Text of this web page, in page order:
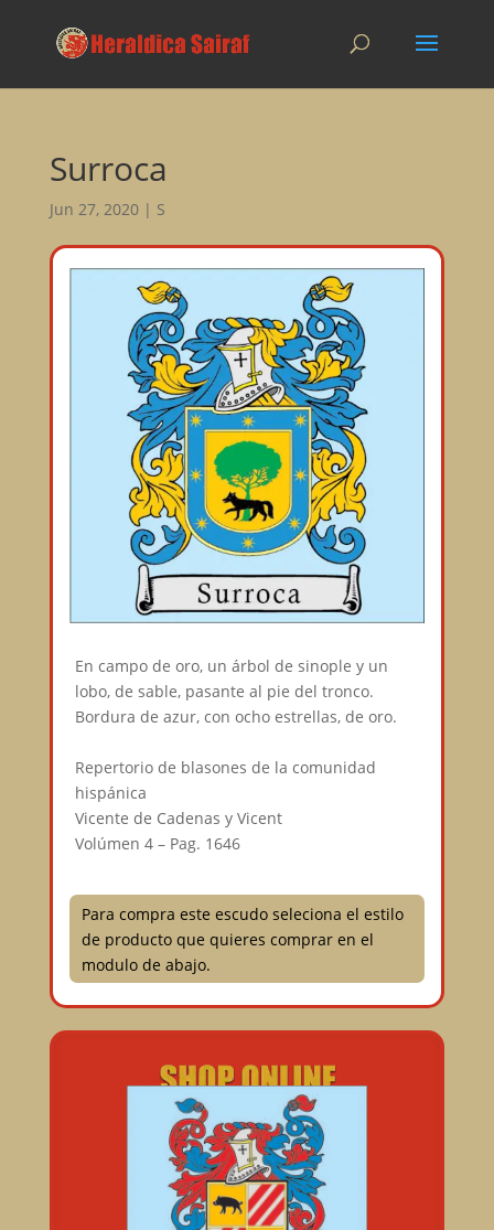
Surroca
Jun 27, 2020| S
En campo de oro, un árbol de sinople y un
lobo, de sable, pasante al pie del tronco.
Bordura de azur, con ocho estrellas, de oro.⠀
Repertorio de blasones de la comunidad
hispánica⠀
Vicente de Cadenas y Vicent⠀
Volúmen 4 – Pag. 1646
Para compra este escudo seleciona el estilo
de producto que quieres comprar en el
modulo de abajo.